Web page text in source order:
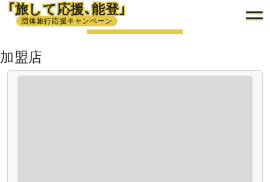
「旅して応援、能登」
団体旅行応援キャンペーン
加盟店